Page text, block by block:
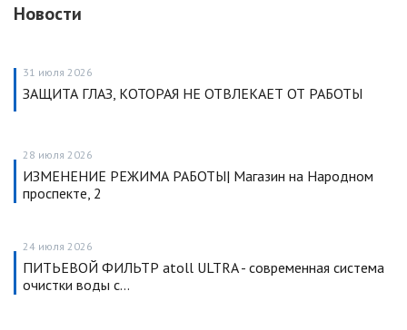
Новости
31 июля 2026
ЗАЩИТА ГЛАЗ, КОТОРАЯ НЕ ОТВЛЕКАЕТ ОТ РАБОТЫ
28 июля 2026
ИЗМЕНЕНИЕ РЕЖИМА РАБОТЫ| Магазин на Народном
проспекте, 2
24 июля 2026
ПИТЬЕВОЙ ФИЛЬТР atoll ULTRA - современная система
очистки воды с…